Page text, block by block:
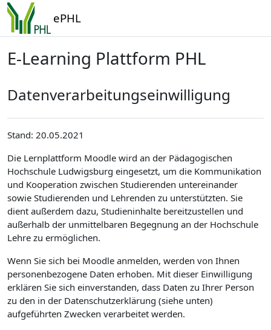
Zum Hauptinhalt
ePHL
E-Learning Plattform PHL
Datenverarbeitungseinwilligung
Stand: 20.05.2021
Die Lernplattform Moodle wird an der Pädagogischen
Hochschule Ludwigsburg eingesetzt, um die Kommunikation
und Kooperation zwischen Studierenden untereinander
sowie Studierenden und Lehrenden zu unterstützten. Sie
dient außerdem dazu, Studieninhalte bereitzustellen und
außerhalb der unmittelbaren Begegnung an der Hochschule
Lehre zu ermöglichen.
Wenn Sie sich bei Moodle anmelden, werden von Ihnen
personenbezogene Daten erhoben. Mit dieser Einwilligung
erklären Sie sich einverstanden, dass Daten zu Ihrer Person
zu den in der Datenschutzerklärung (siehe unten)
aufgeführten Zwecken verarbeitet werden.